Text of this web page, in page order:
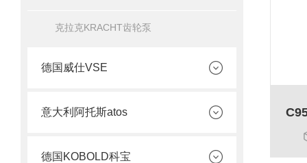
克拉克KRACHT齿轮泵
德国威仕VSE
意大利阿托斯atos
德国KOBOLD科宝